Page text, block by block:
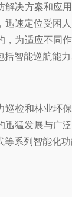
解决方案和应
迅速定位受困
，为适应不同
括智能巡航能
巡检和林业环
迅猛发展与广
等系列智能化